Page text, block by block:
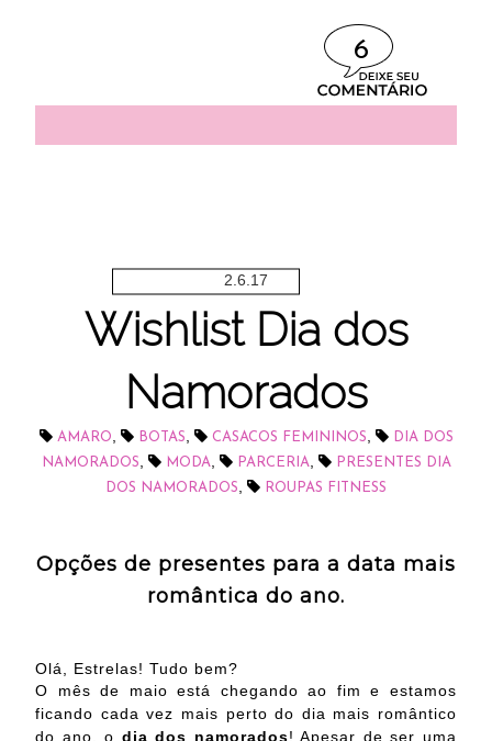
6
2.6.17
Wishlist Dia dos
Namorados
AMARO BOTAS CASACOS FEMININOS
DIA DOS
NAMORADOS
MODA PARCERIA
PRESENTES DIA
DOS NAMORADOS
ROUPAS FITNESS
Opções de presentes para a data mais
romântica do ano.
Olá, Estrelas! Tudo bem?
O mês de maio está chegando ao fim e estamos
ficando cada vez mais perto do dia mais romântico
do ano, o dia dos namorados! Apesar de ser uma